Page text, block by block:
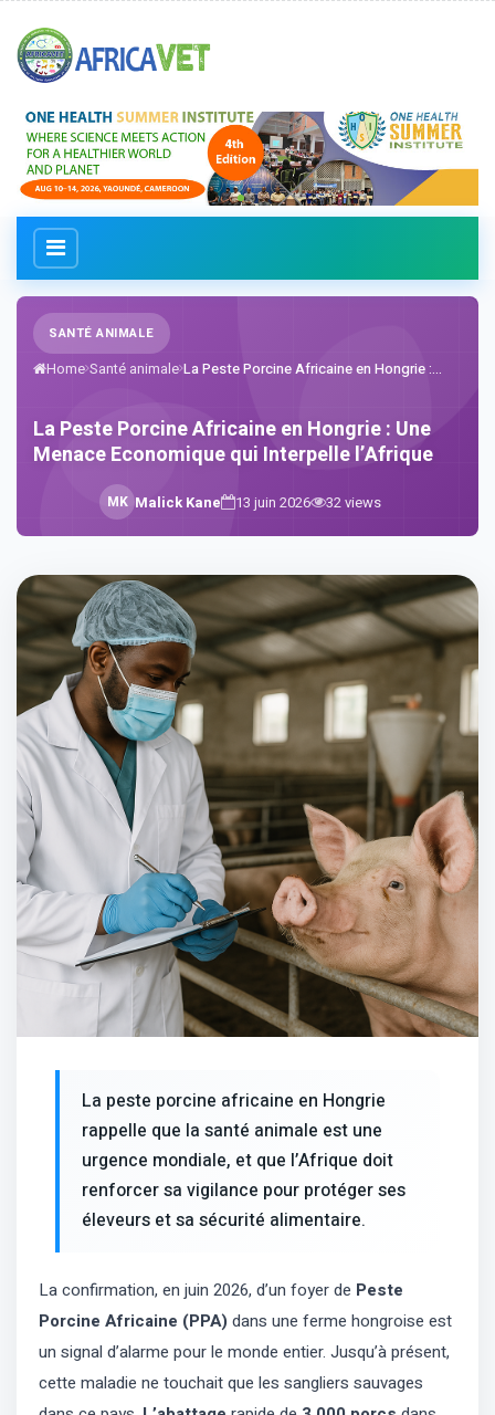
Home Santé animale La Peste Porcine Africaine en Hongrie :...
SANTÉ ANIMALE
La Peste Porcine Africaine en Hongrie : Une
Menace Economique qui Interpelle l’Afrique
MK Malick Kane 13 juin 2026 32views
La peste porcine africaine en Hongrie
rappelle que la santé animale est une
urgence mondiale, et que l’Afrique doit
renforcer sa vigilance pour protéger ses
éleveurs et sa sécurité alimentaire.
La confirmation, en juin 2026, d’un foyer de Peste
Porcine Africaine (PPA) dans une ferme hongroise est
un signal d’alarme pour le monde entier. Jusqu’à présent,
cette maladie ne touchait que les sangliers sauvages